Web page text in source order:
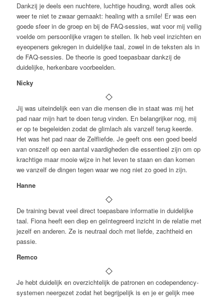
Dankzij je deels een nuchtere, luchtige houding, wordt alles ook
weer te niet te zwaar gemaakt: healing with a smile! Er was een
goede sfeer in de groep en bij de FAQ-sessies, wat voor mij veilig
voelde om persoonlijke vragen te stellen. Ik heb veel inzichten en
eyeopeners gekregen in duidelijke taal, zowel in de teksten als in
de FAQ-sessies. De theorie is goed toepasbaar dankzij de
duidelijke, herkenbare voorbeelden.
Nicky
Jij was uiteindelijk een van die mensen die in staat was mij het
pad naar mijn hart te doen terug vinden. En belangrijker nog, mij
er op te begeleiden zodat de glimlach als vanzelf terug keerde.
Het was het pad naar de Zelfliefde. Je geeft ons een goed beeld
van onszelf op een aantal vaardigheden die essentieel zijn om op
krachtige maar mooie wijze in het leven te staan en dan komen
we vanzelf de dingen tegen waar we nog niet zo goed in zijn.
Hanne
De training bevat veel direct toepasbare informatie in duidelijke
taal. Fiona heeft een diep en geïntegreerd inzicht in de relatie met
jezelf en anderen. Ze is neutraal doch met liefde, zachtheid en
passie.
Remco
Je hebt duidelijk en overzichtelijk de patronen en codependency-
systemen neergezet zodat het begrijpelijk is en je er gelijk mee